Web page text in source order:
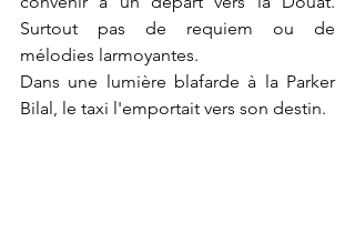
Surtout pas de requiem ou de
mélodies larmoyantes.
Dans une lumière blafarde à la Parker
Bilal, le taxi l'emportait vers son destin.